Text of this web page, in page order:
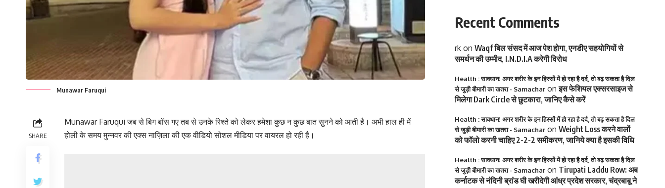
Munawar Faruqui
SHARE
Munawar Faruqui जब से बिग बॉस गए तब से उनके रिश्ते को लेकर हमेशा कुछ न कुछ बात सुनने को आती है। अभी हाल ही में
होली के समय मुन्नवर की एक्स नाज़िला की एक वीडियो सोशल मीडिया पर वायरल हो रही है।
Recent Comments
rkon Waqf बिल संसद में आज पेश होगा, एनडीए सहयोगियों से
समर्थन की उम्मीद, I.N.D.I.A करेगी विरोध
Health : सावधान! अगर शरीर के इन हिस्सों में हो रहा है दर्द, तो बढ़ सकता है दिल
से जुड़ी बीमारी का खतरा - Samacharonइस फेशियल एक्सरसाइज से
मिलेगा Dark Circle से छुटकारा, जानिए कैसे करें
Health : सावधान! अगर शरीर के इन हिस्सों में हो रहा है दर्द, तो बढ़ सकता है दिल
से जुड़ी बीमारी का खतरा - Samacharon Weight Loss करने वालों
को फॉलो करनी चाहिए 2-2-2 समीकरण, जानिये क्या है इसकी विधि
Health : सावधान! अगर शरीर के इन हिस्सों में हो रहा है दर्द, तो बढ़ सकता है दिल
से जुड़ी बीमारी का खतरा - Samacharon Tirupati Laddu Row: अब
कर्नाटक से नंदिनी ब्रांड घी खरीदेगी आंध्र प्रदेश सरकार, चंद्रबाबू ने